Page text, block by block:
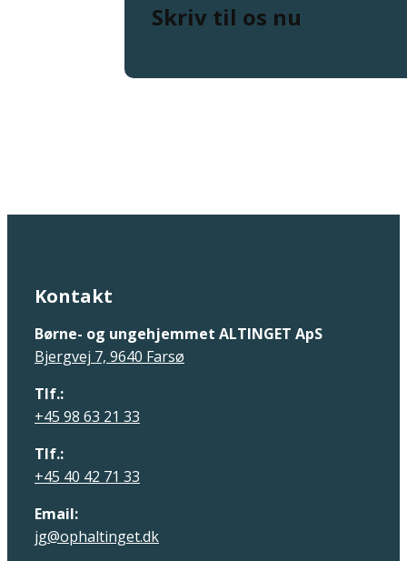
Skriv til os nu
Kontakt
Børne- og ungehjemmet ALTINGET ApS
Bjergvej 7, 9640 Farsø
Tlf.:
+45 98 63 21 33
Tlf.:
+45 40 42 71 33
Email:
jg@ophaltinget.dk